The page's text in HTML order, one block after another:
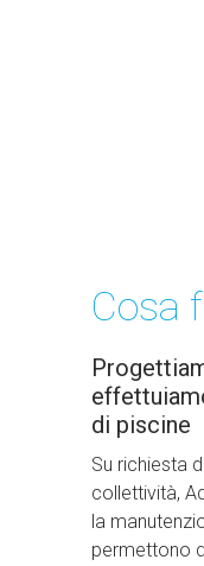
Cosa
di piscine
Su richiesta
collettività,
la
permettono